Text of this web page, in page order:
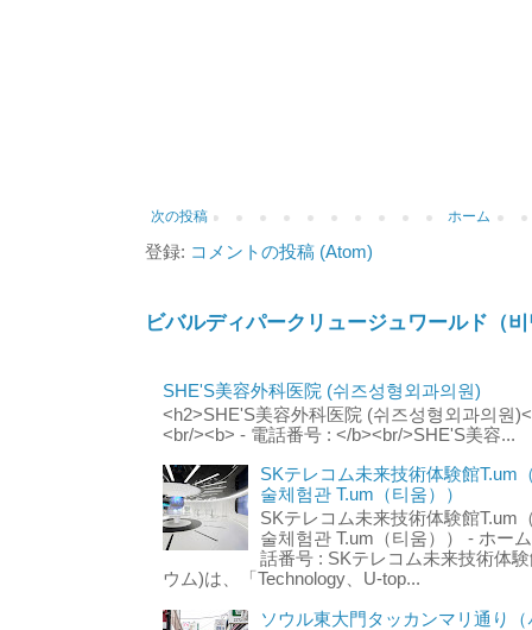
次の投稿 ホーム
登録: コメントの投稿 (Atom)
ビバルディパークリュージュワールド（
SHE'S美容外科医院 (쉬즈성형외과의원)
<h2>SHE'S美容外科医院 (쉬즈성형외과의원
<br/><b> - 電話番号 : </b><br/>SHE'S美容...
SKテレコム未来技術体験館T.um
술체험관 T.um（티움））
SKテレコム未来技術体験館T.um
술체험관 T.um（티움）） - ホー
話番号 : SKテレコム未来技術体
ウム)は、「Technology、U-top...
ソウル東大門タッカンマリ通り